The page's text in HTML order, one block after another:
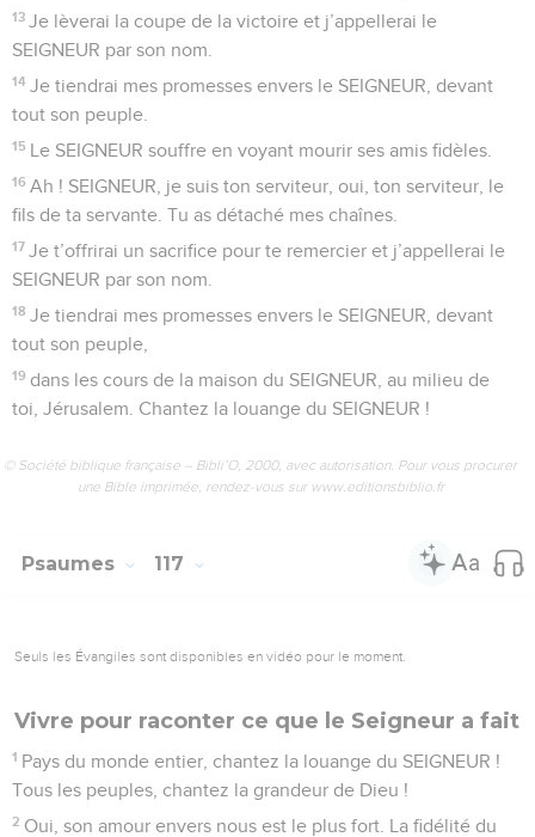
13 Je lèverai la coupe de la victoire et j’appellerai le
SEIGNEUR par son nom.
14 Je tiendrai mes promesses envers le SEIGNEUR, devant
tout son peuple.
15 Le SEIGNEUR souffre en voyant mourir ses amis fidèles.
16 Ah ! SEIGNEUR, je suis ton serviteur, oui, ton serviteur, le
fils de ta servante. Tu as détaché mes chaînes.
17 Je t’offrirai un sacrifice pour te remercier et j’appellerai le
SEIGNEUR par son nom.
18 Je tiendrai mes promesses envers le SEIGNEUR, devant
tout son peuple,
19 dans les cours de la maison du SEIGNEUR, au milieu de
toi, Jérusalem. Chantez la louange du SEIGNEUR !
© Société biblique française – Bibli’O, 2000, avec autorisation. Pour vous procurer
une Bible imprimée, rendez-vous sur www.editionsbiblio.fr
Psaumes 117
Seuls les Évangiles sont disponibles en vidéo pour le moment.
Vivre pour raconter ce que le Seigneur a fait
1 Pays du monde entier, chantez la louange du SEIGNEUR !
Tous les peuples, chantez la grandeur de Dieu !
2 Oui, son amour envers nous est le plus fort. La fidélité du